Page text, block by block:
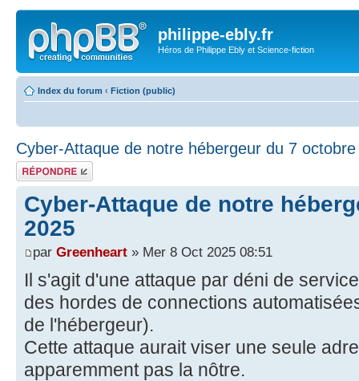
philippe-ebly.fr
Héros de Philippe Ebly et Science-fiction
Index du forum ‹ Fiction (public)
Cyber-Attaque de notre hébergeur du 7
Répondre
Cyber-Attaque de notre
2025
par Greenheart » Mer 8 Oct 2025 08:51
Il s'agit d'une attaque par déni de
des hordes de connections
de l'hébergeur).
Cette attaque aurait viser une seule
apparemment pas la nôtre.